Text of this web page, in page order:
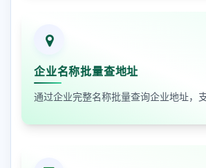
企业名称批量查地址